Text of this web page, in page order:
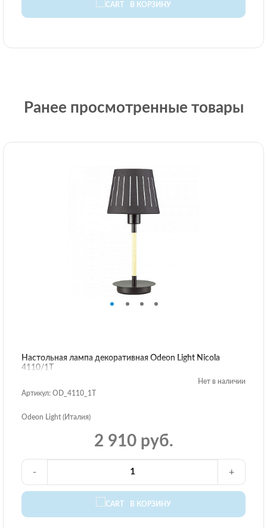
В КОРЗИНУ
Ранее просмотренные товары
Настольная лампа декоративная Odeon Light Nicola
4110/1T
Нет в наличии
Артикул: OD_4110_1T
Odeon Light (Италия)
2 910 руб.
В КОРЗИНУ
- +